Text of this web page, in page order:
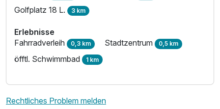
Golfplatz 18 L. 3 km
Erlebnisse
Fahrradverleih 0,3 km Stadtzentrum 0,5 km
öfftl. Schwimmbad 1 km
Rechtliches Problem melden